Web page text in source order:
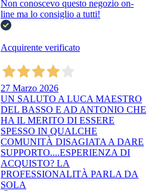
Non conoscevo questo negozio on-
line ma lo consiglio a tutti!
Acquirente verificato
27 Marzo 2026
UN SALUTO A LUCA MAESTRO
DEL BASSO E AD ANTONIO CHE
HA IL MERITO DI ESSERE
SPESSO IN QUALCHE
COMUNITÀ DISAGIATA A DARE
SUPPORTO....ESPERIENZA DI
ACQUISTO? LA
PROFESSIONALITÀ PARLA DA
SOLA